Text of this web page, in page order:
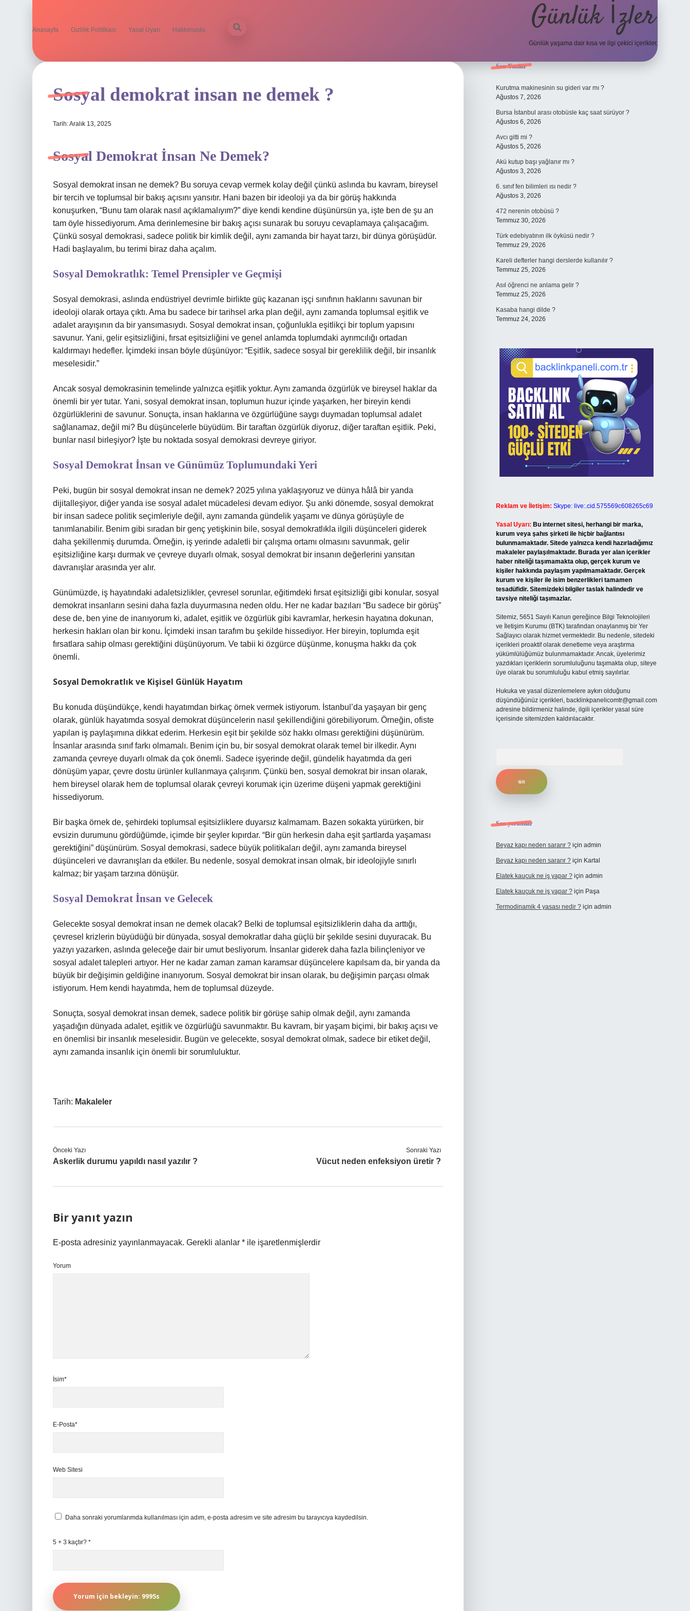
Anasayfa Gizlilik Politikası Yasal Uyarı Hakkımızda Günlük İzler
Günlük yaşama dair kısa ve ilgi çekici içerikler.
Sosyal demokrat insan ne demek ?
Tarih: Aralık 13, 2025
Sosyal Demokrat İnsan Ne Demek?
Sosyal demokrat insan ne demek? Bu soruya cevap vermek kolay değil çünkü aslında bu kavram, bireysel
bir tercih ve toplumsal bir bakış açısını yansıtır. Hani bazen bir ideoloji ya da bir görüş hakkında
konuşurken, “Bunu tam olarak nasıl açıklamalıyım?” diye kendi kendine düşünürsün ya, işte ben de şu an
tam öyle hissediyorum. Ama derinlemesine bir bakış açısı sunarak bu soruyu cevaplamaya çalışacağım.
Çünkü sosyal demokrasi, sadece politik bir kimlik değil, aynı zamanda bir hayat tarzı, bir dünya görüşüdür.
Hadi başlayalım, bu terimi biraz daha açalım.
Sosyal Demokratlık: Temel Prensipler ve Geçmişi
Sosyal demokrasi, aslında endüstriyel devrimle birlikte güç kazanan işçi sınıfının haklarını savunan bir
ideoloji olarak ortaya çıktı. Ama bu sadece bir tarihsel arka plan değil, aynı zamanda toplumsal eşitlik ve
adalet arayışının da bir yansımasıydı. Sosyal demokrat insan, çoğunlukla eşitlikçi bir toplum yapısını
savunur. Yani, gelir eşitsizliğini, fırsat eşitsizliğini ve genel anlamda toplumdaki ayrımcılığı ortadan
kaldırmayı hedefler. İçimdeki insan böyle düşünüyor: “Eşitlik, sadece sosyal bir gereklilik değil, bir insanlık
meselesidir.”
Ancak sosyal demokrasinin temelinde yalnızca eşitlik yoktur. Aynı zamanda özgürlük ve bireysel haklar da
önemli bir yer tutar. Yani, sosyal demokrat insan, toplumun huzur içinde yaşarken, her bireyin kendi
özgürlüklerini de savunur. Sonuçta, insan haklarına ve özgürlüğüne saygı duymadan toplumsal adalet
sağlanamaz, değil mi? Bu düşüncelerle büyüdüm. Bir taraftan özgürlük diyoruz, diğer taraftan eşitlik. Peki,
bunlar nasıl birleşiyor? İşte bu noktada sosyal demokrasi devreye giriyor.
Sosyal Demokrat İnsan ve Günümüz Toplumundaki Yeri
Peki, bugün bir sosyal demokrat insan ne demek? 2025 yılına yaklaşıyoruz ve dünya hâlâ bir yanda
dijitalleşiyor, diğer yanda ise sosyal adalet mücadelesi devam ediyor. Şu anki dönemde, sosyal demokrat
bir insan sadece politik seçimleriyle değil, aynı zamanda gündelik yaşamı ve dünya görüşüyle de
tanımlanabilir. Benim gibi sıradan bir genç yetişkinin bile, sosyal demokratlıkla ilgili düşünceleri giderek
daha şekillenmiş durumda. Örneğin, iş yerinde adaletli bir çalışma ortamı olmasını savunmak, gelir
eşitsizliğine karşı durmak ve çevreye duyarlı olmak, sosyal demokrat bir insanın değerlerini yansıtan
davranışlar arasında yer alır.
Günümüzde, iş hayatındaki adaletsizlikler, çevresel sorunlar, eğitimdeki fırsat eşitsizliği gibi konular, sosyal
demokrat insanların sesini daha fazla duyurmasına neden oldu. Her ne kadar bazıları “Bu sadece bir görüş”
dese de, ben yine de inanıyorum ki, adalet, eşitlik ve özgürlük gibi kavramlar, herkesin hayatına dokunan,
herkesin hakları olan bir konu. İçimdeki insan tarafım bu şekilde hissediyor. Her bireyin, toplumda eşit
fırsatlara sahip olması gerektiğini düşünüyorum. Ve tabii ki özgürce düşünme, konuşma hakkı da çok
önemli.
Sosyal Demokratlık ve Kişisel Günlük Hayatım
Bu konuda düşündükçe, kendi hayatımdan birkaç örnek vermek istiyorum. İstanbul’da yaşayan bir genç
olarak, günlük hayatımda sosyal demokrat düşüncelerin nasıl şekillendiğini görebiliyorum. Örneğin, ofiste
yapılan iş paylaşımına dikkat ederim. Herkesin eşit bir şekilde söz hakkı olması gerektiğini düşünürüm.
İnsanlar arasında sınıf farkı olmamalı. Benim için bu, bir sosyal demokrat olarak temel bir ilkedir. Aynı
zamanda çevreye duyarlı olmak da çok önemli. Sadece işyerinde değil, gündelik hayatımda da geri
dönüşüm yapar, çevre dostu ürünler kullanmaya çalışırım. Çünkü ben, sosyal demokrat bir insan olarak,
hem bireysel olarak hem de toplumsal olarak çevreyi korumak için üzerime düşeni yapmak gerektiğini
hissediyorum.
Bir başka örnek de, şehirdeki toplumsal eşitsizliklere duyarsız kalmamam. Bazen sokakta yürürken, bir
evsizin durumunu gördüğümde, içimde bir şeyler kıpırdar. “Bir gün herkesin daha eşit şartlarda yaşaması
gerektiğini” düşünürüm. Sosyal demokrasi, sadece büyük politikaları değil, aynı zamanda bireysel
düşünceleri ve davranışları da etkiler. Bu nedenle, sosyal demokrat insan olmak, bir ideolojiyle sınırlı
kalmaz; bir yaşam tarzına dönüşür.
Sosyal Demokrat İnsan ve Gelecek
Gelecekte sosyal demokrat insan ne demek olacak? Belki de toplumsal eşitsizliklerin daha da arttığı,
çevresel krizlerin büyüdüğü bir dünyada, sosyal demokratlar daha güçlü bir şekilde sesini duyuracak. Bu
yazıyı yazarken, aslında geleceğe dair bir umut besliyorum. İnsanlar giderek daha fazla bilinçleniyor ve
sosyal adalet talepleri artıyor. Her ne kadar zaman zaman karamsar düşüncelere kapılsam da, bir yanda da
büyük bir değişimin geldiğine inanıyorum. Sosyal demokrat bir insan olarak, bu değişimin parçası olmak
istiyorum. Hem kendi hayatımda, hem de toplumsal düzeyde.
Sonuçta, sosyal demokrat insan demek, sadece politik bir görüşe sahip olmak değil, aynı zamanda
yaşadığın dünyada adalet, eşitlik ve özgürlüğü savunmaktır. Bu kavram, bir yaşam biçimi, bir bakış açısı ve
en önemlisi bir insanlık meselesidir. Bugün ve gelecekte, sosyal demokrat olmak, sadece bir etiket değil,
aynı zamanda insanlık için önemli bir sorumluluktur.
Tarih: Makaleler
Önceki Yazı
Askerlik durumu yapıldı nasıl yazılır ?
Sonraki Yazı
Vücut neden enfeksiyon üretir ?
Bir yanıt yazın
E-posta adresiniz yayınlanmayacak. Gerekli alanlar * ile işaretlenmişlerdir
Yorum
İsim*
E-Posta*
Web Sitesi
Daha sonraki yorumlarımda kullanılması için adım, e-posta adresim ve site adresim bu tarayıcıya kaydedilsin.
5 + 3 kaçtır? *
Sidebar
Son Yazılar
Kurutma makinesinin su gideri var mı ?
Ağustos 7, 2026
Bursa İstanbul arası otobüsle kaç saat sürüyor ?
Ağustos 6, 2026
Avcı gitti mi ?
Ağustos 5, 2026
Akü kutup başı yağlanır mı ?
Ağustos 3, 2026
6. sınıf fen bilimleri ısı nedir ?
Ağustos 3, 2026
472 nerenin otobüsü ?
Temmuz 30, 2026
Türk edebiyatının ilk öyküsü nedir ?
Temmuz 29, 2026
Kareli defterler hangi derslerde kullanılır ?
Temmuz 25, 2026
Asıl öğrenci ne anlama gelir ?
Temmuz 25, 2026
Kasaba hangi dilde ?
Temmuz 24, 2026
Reklam ve İletişim: Skype: live:.cid.575569c608265c69
Yasal Uyarı: Bu internet sitesi, herhangi bir marka,
kurum veya şahıs şirketi ile hiçbir bağlantısı
bulunmamaktadır. Sitede yalnızca kendi hazırladığımız
makaleler paylaşılmaktadır. Burada yer alan içerikler
haber niteliği taşımamakta olup, gerçek kurum ve
kişiler hakkında paylaşım yapılmamaktadır. Gerçek
kurum ve kişiler ile isim benzerlikleri tamamen
tesadüfidir. Sitemizdeki bilgiler taslak halindedir ve
tavsiye niteliği taşımazlar.
Sitemiz, 5651 Sayılı Kanun gereğince Bilgi Teknolojileri
ve İletişim Kurumu (BTK) tarafından onaylanmış bir Yer
Sağlayıcı olarak hizmet vermektedir. Bu nedenle, sitedeki
içerikleri proaktif olarak denetleme veya araştırma
yükümlülüğümüz bulunmamaktadır. Ancak, üyelerimiz
yazdıkları içeriklerin sorumluluğunu taşımakta olup, siteye
üye olarak bu sorumluluğu kabul etmiş sayılırlar.
Hukuka ve yasal düzenlemelere aykırı olduğunu
düşündüğünüz içerikleri, backlinkpanelicomtr@gmail.com
adresine bildirmeniz halinde, ilgili içerikler yasal süre
içerisinde sitemizden kaldırılacaktır.
Son yorumlar
Beyaz kapı neden sararır ?için admin
Beyaz kapı neden sararır ?için Kartal
Elatek kauçuk ne iş yapar ?için admin
Elatek kauçuk ne iş yapar ?için Paşa
Termodinamik 4 yasası nedir ?için admin
hiltonbet yeni giriş